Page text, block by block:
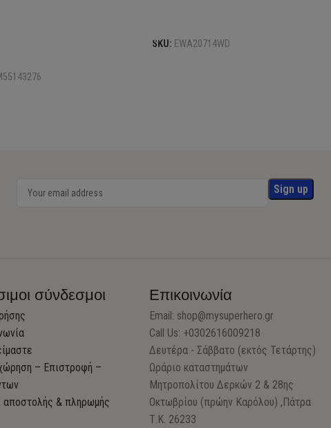
SKU: EWA20714WD
σύνδεσμοι
– Επιστροφή –
αποστολής & πληρωμής
Επικοινωνία
Email: shop@mysuperhero.gr
Call Us: +0302616009218
Δευτέρα - Σάββατο (εκτός Τετάρτης)
Ωράριο καταστημάτων
Μητροπολίτου Δερκών 2 & 28ης
Οκτωβρίου (πρώην Καρόλου) ,Πάτρα
Τ.Κ. 26233